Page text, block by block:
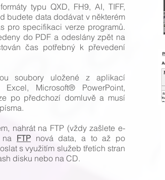
typu QXD, FH9, AI, TIFF,
budete data dodávat v některém
pro specifikaci verze programů.
do PDF a odeslány zpět na
čas potřebný k převedení
soubory uložené z aplikací
Microsoft® PowerPoint,
po předchozí domluvě a musí
nahrát na FTP (vždy zašlete e-
FTP nová data, a to až po
s využitím služeb třetích stran
disku nebo na CD.